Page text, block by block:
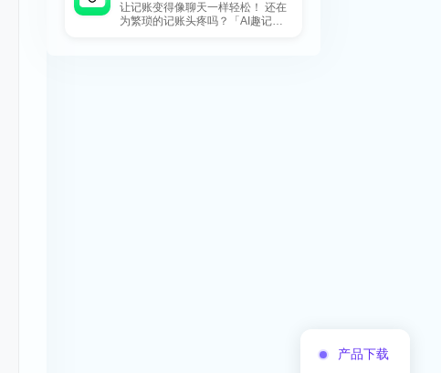
产品下载
让记账变得像聊天一样轻松！ 还在
为繁琐的记账头疼吗？「AI趣记